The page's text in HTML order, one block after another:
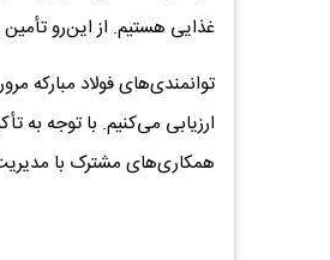
غذایی هستیم. از این‌رو
توانمندی‌های فولاد مبارکه
ارزیابی می‌کنیم. با توجه به
همکاری‌های مشترک با